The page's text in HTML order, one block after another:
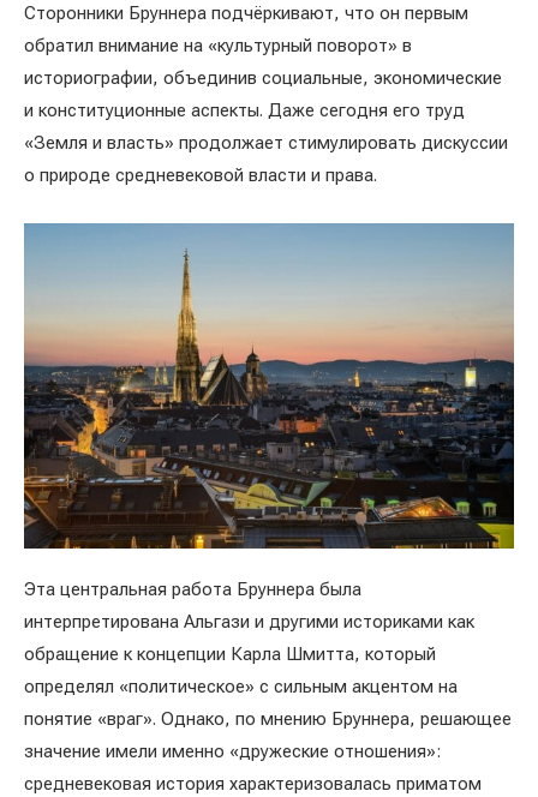
Сторонники Бруннера подчёркивают, что он первым
обратил внимание на «культурный поворот» в
историографии, объединив социальные, экономические
и конституционные аспекты. Даже сегодня его труд
«Земля и власть» продолжает стимулировать дискуссии
о природе средневековой власти и права.
Эта центральная работа Бруннера была
интерпретирована Альгази и другими историками как
обращение к концепции Карла Шмитта, который
определял «политическое» с сильным акцентом на
понятие «враг». Однако, по мнению Бруннера, решающее
значение имели именно «дружеские отношения»:
средневековая история характеризовалась приматом